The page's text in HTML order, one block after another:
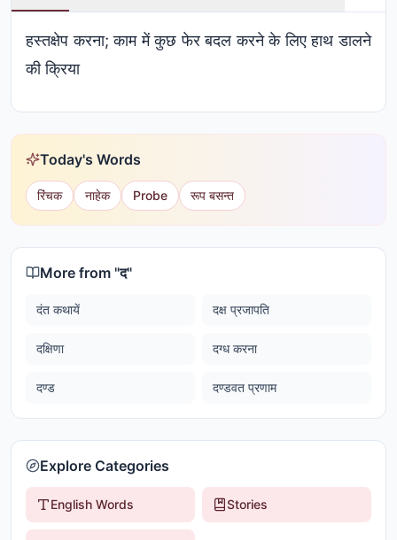
हस्तक्षेप करना; काम में कुछ फेर बदल करने के लिए हाथ डालने
की क्रिया
Today's Words
रिंचक नाहेक Probe रूप बसन्त
More from "द"
दंत कथायें दक्ष प्रजापति
दक्षिणा दग्ध करना
दण्ड दण्डवत प्रणाम
Explore Categories
English Words Stories